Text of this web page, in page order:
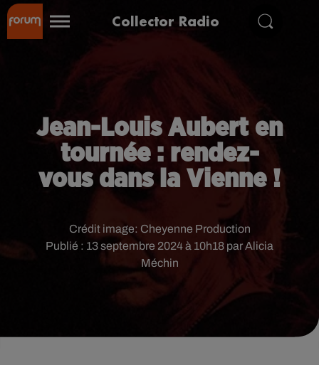
Collector Radio
Jean-Louis Aubert en
tournée : rendez-
vous dans la Vienne !
Publié : 13 septembre 2024 à 10h18 par Alicia
Méchin
Crédit image: Cheyenne Production